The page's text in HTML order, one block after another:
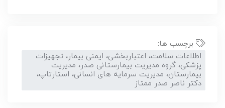
برچسب ها:
اطلاعات سلامت، اعتباربخشی، ایمنی بیمار، تجهیزات
پزشکی، گروه مدیریت بیمارستانی صدر، مدیریت
بیمارستان، مدیریت سرمایه های انسانی، استارتاپ،
دکتر ناصر صدر ممتاز